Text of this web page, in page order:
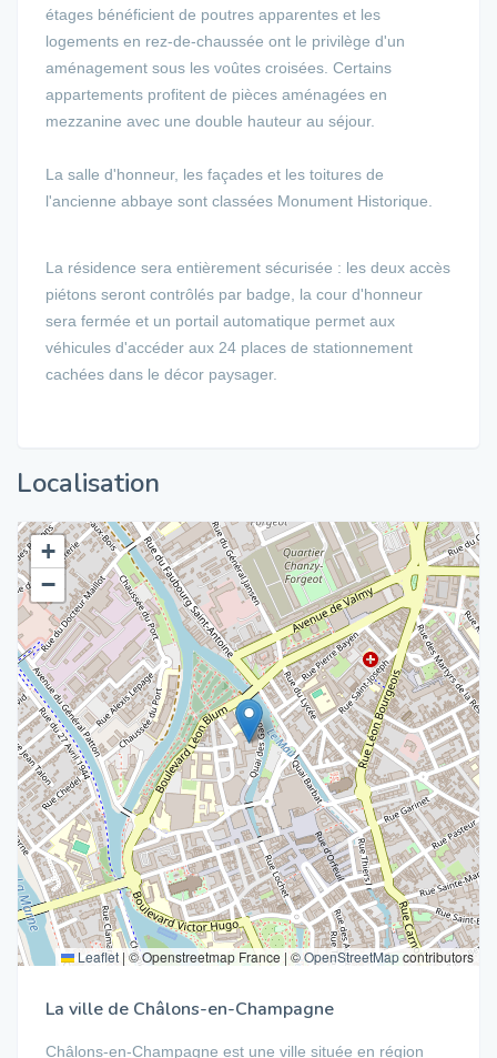
étages bénéficient de poutres apparentes et les
logements en rez-de-chaussée ont le privilège d'un
aménagement sous les voûtes croisées. Certains
appartements profitent de pièces aménagées en
mezzanine avec une double hauteur au séjour.
La salle d'honneur, les façades et les toitures de
l'ancienne abbaye sont classées Monument Historique.
La résidence sera entièrement sécurisée : les deux accès
piétons seront contrôlés par badge, la cour d'honneur
sera fermée et un portail automatique permet aux
véhicules d'accéder aux 24 places de stationnement
cachées dans le décor paysager.
Localisation
+
−
Leaflet | © Openstreetmap France | ©OpenStreetMapcontributors
La ville de Châlons-en-Champagne
Châlons-en-Champagne est une ville située en région